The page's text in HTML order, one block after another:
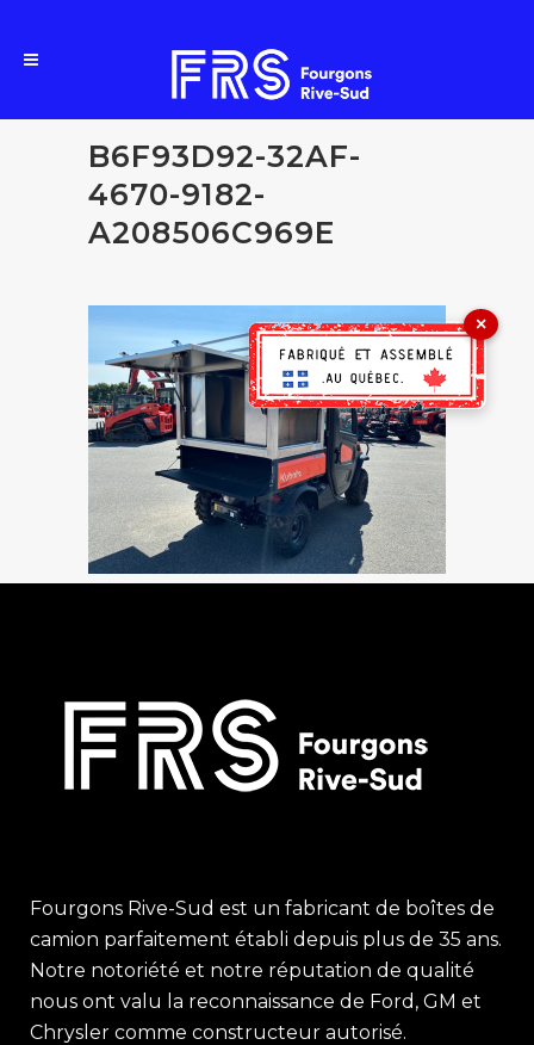
B6F93D92-32AF-
4670-9182-
A208506C969E
Fourgons Rive-Sud est un fabricant de boîtes de
camion parfaitement établi depuis plus de 35 ans.
Notre notoriété et notre réputation de qualité
nous ont valu la reconnaissance de Ford, GM et
Chrysler comme constructeur autorisé.
×